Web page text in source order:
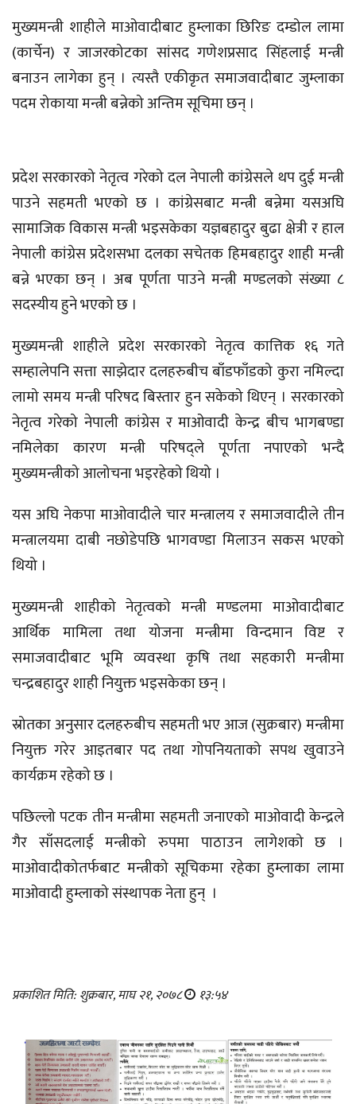
मुख्यमन्त्री शाहीले माओवादीबाट हुम्लाका छिरिङ दम्डोल लामा
(कार्चेन) र जाजरकोटका सांसद गणेशप्रसाद सिंहलाई मन्त्री
बनाउन लागेका हुन् । त्यस्तै एकीकृत समाजवादीबाट जुम्लाका
पदम रोकाया मन्त्री बन्नेको अन्तिम सूचिमा छन् ।
प्रदेश सरकारको नेतृत्व गरेको दल नेपाली कांग्रेसले थप दुई मन्त्री
पाउने सहमती भएको छ । कांग्रेसबाट मन्त्री बन्नेमा यसअघि
सामाजिक विकास मन्त्री भइसकेका यज्ञबहादुर बुढा क्षेत्री र हाल
नेपाली कांग्रेस प्रदेशसभा दलका सचेतक हिमबहादुर शाही मन्त्री
बन्ने भएका छन् । अब पूर्णता पाउने मन्त्री मण्डलको संख्या ८
सदस्यीय हुने भएको छ ।
मुख्यमन्त्री शाहीले प्रदेश सरकारको नेतृत्व कात्तिक १६ गते
सम्हालेपनि सत्ता साझेदार दलहरुबीच बाँडफाँडको कुरा नमिल्दा
लामो समय मन्त्री परिषद बिस्तार हुन सकेको थिएन् । सरकारको
नेतृत्व गरेको नेपाली कांग्रेस र माओवादी केन्द्र बीच भागबण्डा
नमिलेका कारण मन्त्री परिषद्ले पूर्णता नपाएको भन्दै
मुख्यमन्त्रीको आलोचना भइरहेको थियो ।
यस अघि नेकपा माओवादीले चार मन्त्रालय र समाजवादीले तीन
मन्त्रालयमा दाबी नछोडेपछि भागवण्डा मिलाउन सकस भएको
थियो ।
मुख्यमन्त्री शाहीको नेतृत्वको मन्त्री मण्डलमा माओवादीबाट
आर्थिक मामिला तथा योजना मन्त्रीमा विन्दमान विष्ट र
समाजवादीबाट भूमि व्यवस्था कृषि तथा सहकारी मन्त्रीमा
चन्द्रबहादुर शाही नियुक्त भइसकेका छन् ।
स्रोतका अनुसार दलहरुबीच सहमती भए आज (सुक्रबार) मन्त्रीमा
नियुक्त गरेर आइतबार पद तथा गोपनियताको सपथ खुवाउने
कार्यक्रम रहेको छ ।
पछिल्लो पटक तीन मन्त्रीमा सहमती जनाएको माओवादी केन्द्रले
गैर साँसदलाई मन्त्रीको रुपमा पाठाउन लागेशको छ ।
माओवादीकोतर्फबाट मन्त्रीको सूचिकमा रहेका हुम्लाका लामा
माओवादी हुम्लाको संस्थापक नेता हुन् ।
प्रकाशित मिति: शुक्रबार, माघ २१, २०७८ १३:५४